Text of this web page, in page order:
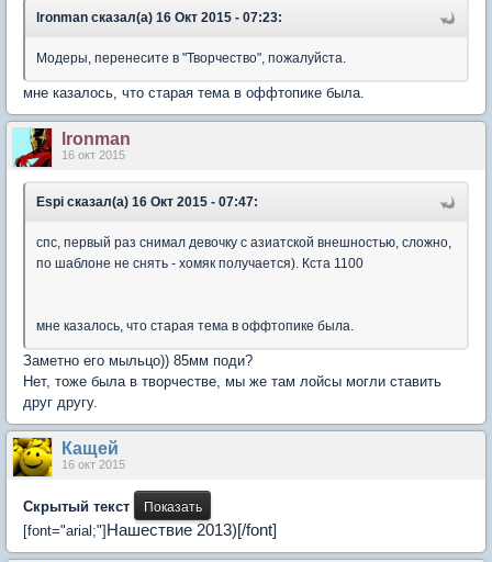
lronman сказал(а) 16 Окт 2015 - 07:23:
Модеры, перенесите в "Творчество", пожалуйста.
мне казалось, что старая тема в оффтопике была.
lronman
16 окт 2015
Espi сказал(а) 16 Окт 2015 - 07:47:
спс, первый раз снимал девочку с азиатской внешностью, сложно,
по шаблоне не снять - хомяк получается). Кста 1100
мне казалось, что старая тема в оффтопике была.
Заметно его мыльцо)) 85мм поди?
Нет, тоже была в творчестве, мы же там лойсы могли ставить
друг другу.
Кащей
16 окт 2015
Скрытый текст
[font="arial;"] Нашествие 2013)[/font]